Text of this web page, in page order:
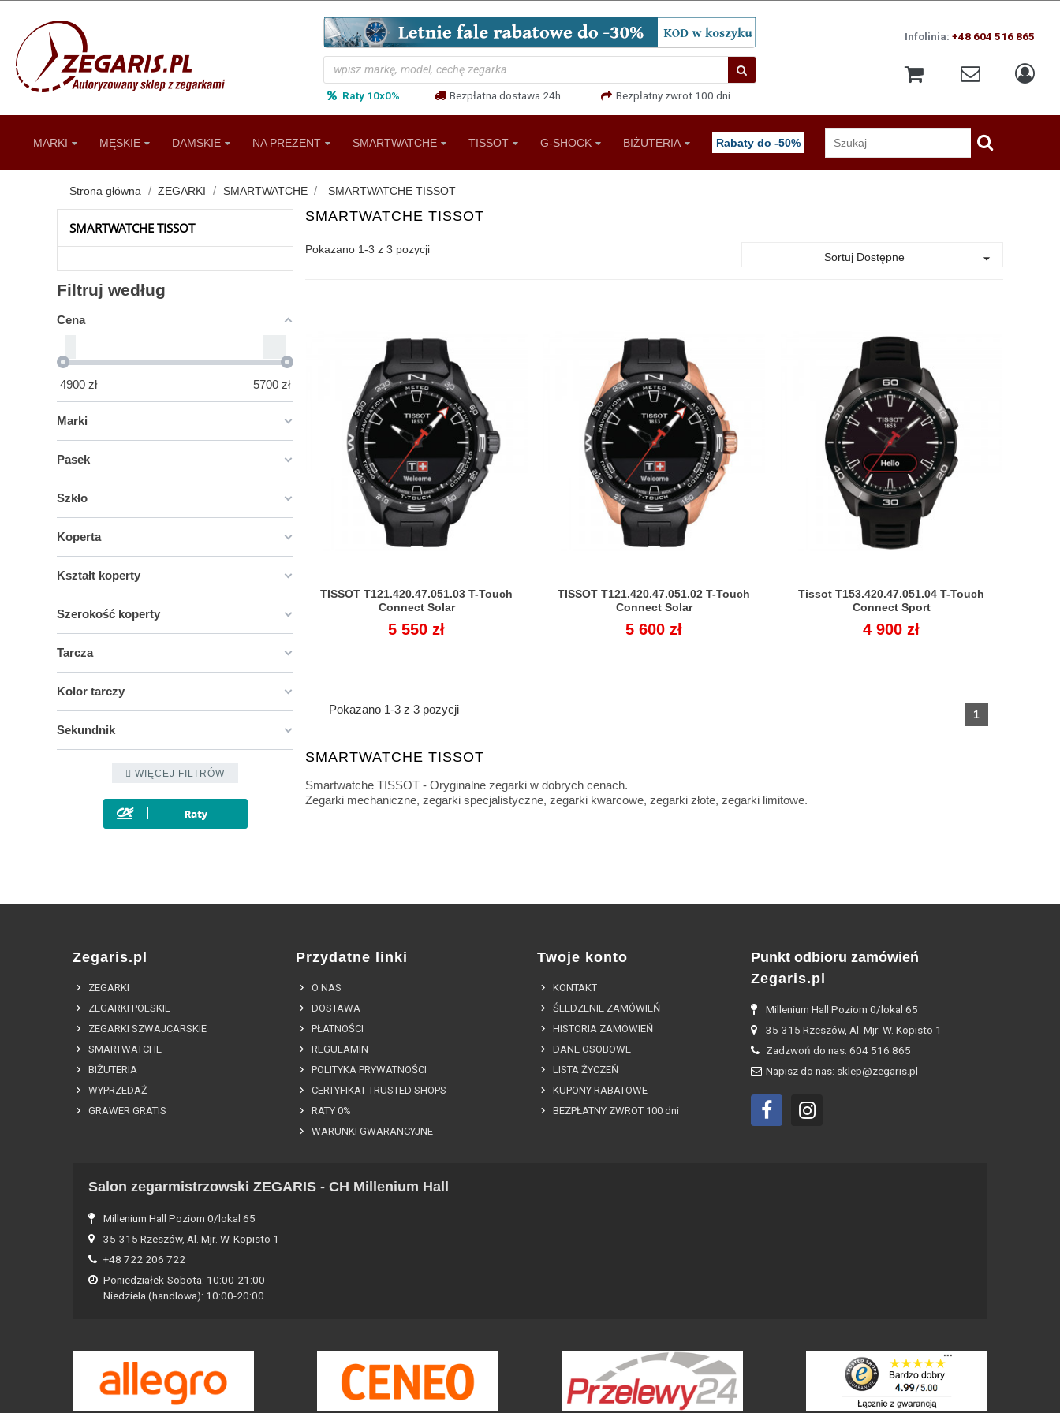
Raty 10x0% Bezpłatna dostawa 24h Bezpłatny zwrot 100 dni
Infolinia:+48 604 516 865
MARKI MĘSKIE DAMSKIE NA PREZENT SMARTWATCHE TISSOT G-SHOCK BIŻUTERIA Rabaty do -50%
Strona główna ZEGARKI SMARTWATCHE SMARTWATCHE TISSOT
SMARTWATCHE TISSOT
Filtruj według
Cena
4900 zł 5700 zł
Marki
Pasek
Szkło
Koperta
Kształt koperty
Szerokość koperty
Tarcza
Kolor tarczy
Sekundnik
WIĘCEJ FILTRÓW
SMARTWATCHE TISSOT
Pokazano 1-3 z 3 pozycji
Sortuj Dostępne 
TISSOT T121.420.47.051.03 T-Touch
Connect Solar
Cena
5 550 zł

TISSOT T121.420.47.051.02 T-Touch
Connect Solar
Cena
5 600 zł

Tissot T153.420.47.051.04 T-Touch
Connect Sport
Cena
4 900 zł

Pokazano 1-3 z 3 pozycji 1
SMARTWATCHE TISSOT
Smartwatche TISSOT - Oryginalne zegarki w dobrych cenach.
Zegarki mechaniczne, zegarki specjalistyczne, zegarki kwarcowe, zegarki złote, zegarki limitowe.
Zegaris.pl
ZEGARKI
ZEGARKI POLSKIE
ZEGARKI SZWAJCARSKIE
SMARTWATCHE
BIŻUTERIA
WYPRZEDAŻ
GRAWER GRATIS
Przydatne linki
O NAS
DOSTAWA
PŁATNOŚCI
REGULAMIN
POLITYKA PRYWATNOŚCI
CERTYFIKAT TRUSTED SHOPS
RATY 0%
WARUNKI GWARANCYJNE
Twoje konto
KONTAKT
ŚLEDZENIE ZAMÓWIEŃ
HISTORIA ZAMÓWIEŃ
DANE OSOBOWE
LISTA ŻYCZEŃ
KUPONY RABATOWE
BEZPŁATNY ZWROT 100 dni
Punkt odbioru zamówień
Zegaris.pl
Millenium Hall Poziom 0/lokal 65
35-315 Rzeszów, Al. Mjr. W. Kopisto 1
Zadzwoń do nas: 604 516 865
Napisz do nas: sklep@zegaris.pl
Salon zegarmistrzowski ZEGARIS - CH Millenium Hall
Millenium Hall Poziom 0/lokal 65
35-315 Rzeszów, Al. Mjr. W. Kopisto 1
+48 722 206 722
Poniedziałek-Sobota: 10:00-21:00
Niedziela (handlowa): 10:00-20:00